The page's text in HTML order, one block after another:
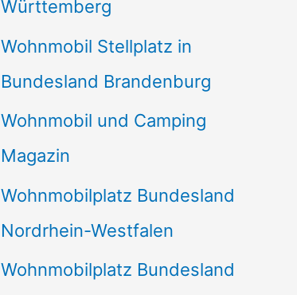
Württemberg
Wohnmobil Stellplatz in
Bundesland Brandenburg
Wohnmobil und Camping
Magazin
Wohnmobilplatz Bundesland
Nordrhein-Westfalen
Wohnmobilplatz Bundesland